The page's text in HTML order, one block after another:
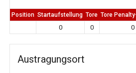
Position Startaufstellung Tore Tore
0 0 0
Austragungsort